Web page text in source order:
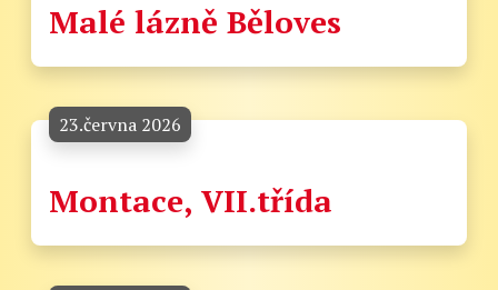
Malé lázně Běloves
23.června 2026
Montace, VII.třída